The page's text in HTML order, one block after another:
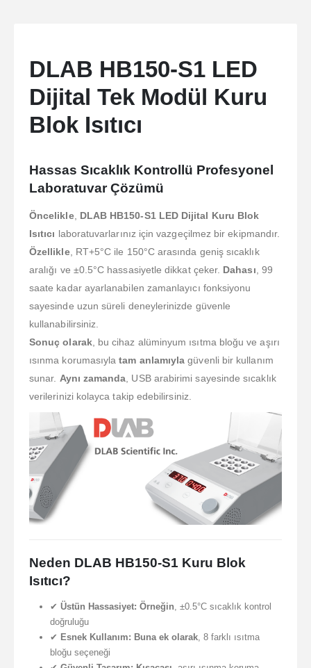
DLAB HB150-S1 LED
Dijital Tek Modül Kuru
Blok Isıtıcı
Hassas Sıcaklık Kontrollü Profesyonel
Laboratuvar Çözümü
Öncelikle, DLAB HB150-S1 LED Dijital Kuru Blok
Isıtıcı laboratuvarlarınız için vazgeçilmez bir ekipmandır.
Özellikle, RT+5°C ile 150°C arasında geniş sıcaklık
aralığı ve ±0.5°C hassasiyetle dikkat çeker. Dahası , 99
saate kadar ayarlanabilen zamanlayıcı fonksiyonu
sayesinde uzun süreli deneylerinizde güvenle
kullanabilirsiniz.
Sonuç olarak, bu cihaz alüminyum ısıtma bloğu ve aşırı
ısınma korumasıylatam anlamıyla güvenli bir kullanım
sunar. Aynı zamanda , USB arabirimi sayesinde sıcaklık
verilerinizi kolayca takip edebilirsiniz.
Neden DLAB HB150-S1 Kuru Blok
Isıtıcı?
✔ Üstün Hassasiyet: Örneğin, ±0.5°C sıcaklık kontrol
doğruluğu
✔ Esnek Kullanım: Buna ek olarak, 8 farklı ısıtma
bloğu seçeneği